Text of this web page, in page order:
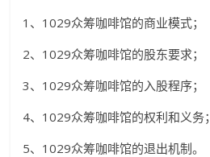
1、1029众筹咖啡馆的商业模式；
2、1029众筹咖啡馆的股东要求；
3、1029众筹咖啡馆的入股程序；
4、1029众筹咖啡馆的权利和义务；
5、1029众筹咖啡馆的退出机制。